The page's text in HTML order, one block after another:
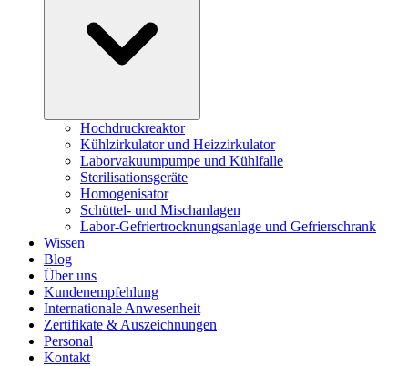
Hochdruckreaktor
Kühlzirkulator und Heizzirkulator
Laborvakuumpumpe und Kühlfalle
Sterilisationsgeräte
Homogenisator
Schüttel- und Mischanlagen
Labor-Gefriertrocknungsanlage und Gefrierschrank
Wissen
Blog
Über uns
Kundenempfehlung
Internationale Anwesenheit
Zertifikate & Auszeichnungen
Personal
Kontakt